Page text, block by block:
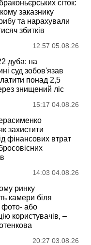
сіток:
заказнику
та нарахували
збитків
12:57 05.08.26
дуба: на
суд зобов'язав
понад 2,5
знищений ліс
15:17 04.08.26
захистити
фінансових втрат
14:03 04.08.26
ринку
камери біля
фото- або
користувачів, –
20:27 03.08.26